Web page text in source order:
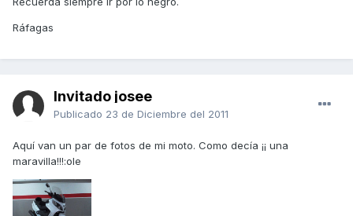
Ráfagas
Invitado josee
Publicado 23 de Diciembre del 2011
Aquí van un par de fotos de mi moto. Como decía ¡¡ una
maravilla!!!:ole